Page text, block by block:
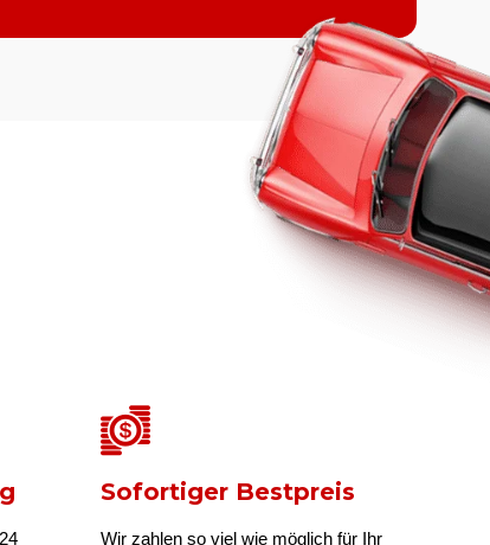
Sofortiger Bestpreis
Wir zahlen so viel wie möglich für Ihr